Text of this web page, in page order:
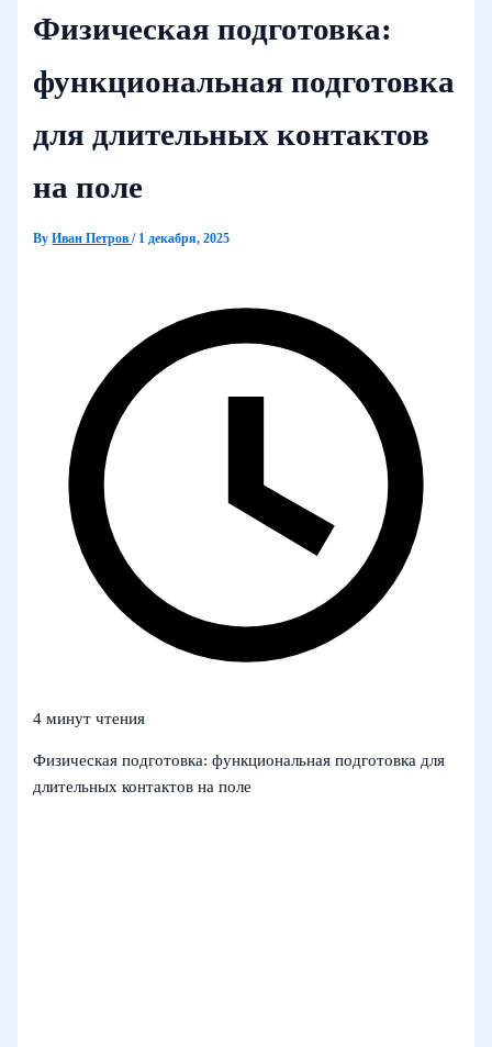
Физическая подготовка:
функциональная подготовка
для длительных контактов
на поле
ByИван Петров/ 1 декабря, 2025
4 минут чтения
Физическая подготовка: функциональная подготовка для
длительных контактов на поле